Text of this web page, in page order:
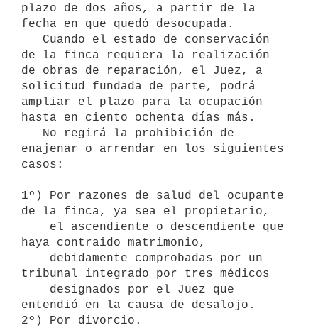
plazo de dos años, a partir de la
fecha en que quedó desocupada.
de la finca requiera la realización
de obras de reparación, el Juez, a
solicitud fundada de parte, podrá
ampliar el plazo para la ocupación
hasta en ciento ochenta días más.
enajenar o arrendar en los siguientes
casos:
1º) Por razones de salud del ocupante
de la finca, ya sea el propietario,
haya contraido matrimonio,
tribunal integrado por tres médicos
entendió en la causa de desalojo.
2º) Por divorcio.